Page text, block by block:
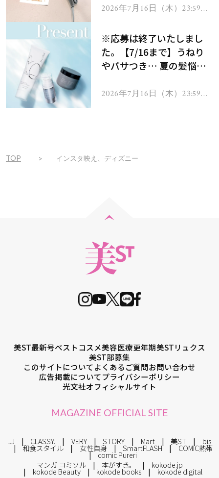
ヘアドライヤー ジュエル
2026年7月16日（木）23:59ま
※応募は終了いたしまし
た。【7/16まで】うねり
やパサつき… 夏の髪悩み
ムを13名様にプレゼン
2026年7月16日（木）23:59ま
TOP インスタ映え、ディズニー
美ST最新号ベストコスメ美容医療更年期美STリュクス
美ST部募集
このサイトについてよくあるご質問お問い合わせ
広告掲載についてプライバシーポリシー
光文社オフィシャルサイト
MAGAZINE OFFICIAL SITE
JJ CLASSY. VERY STORY Mart 美ST bis
和食スタイル 女性自身 SmartFLASH COMIC熱帯
comic Pureri
マンガ コミソル
本がすき。 kokode.jp
kokode Beauty kokode books kokode digital